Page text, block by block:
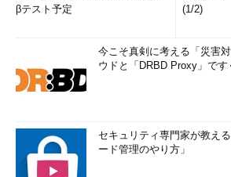
βテスト予定
(1/2)
今こそ真剣に考える「災害
ウドと「DRBD Proxy」で
セキュリティ専門家が教え
ード管理のやり方」